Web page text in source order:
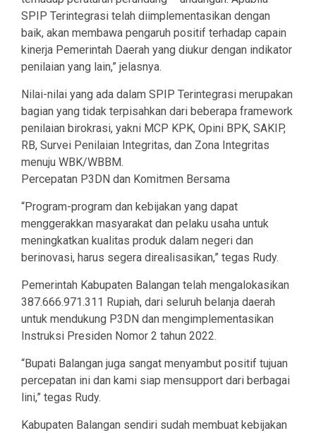
SPIP Terintegrasi telah diimplementasikan dengan
baik, akan membawa pengaruh positif terhadap capain
kinerja Pemerintah Daerah yang diukur dengan indikator
penilaian yang lain,” jelasnya.
Nilai-nilai yang ada dalam SPIP Terintegrasi merupakan
bagian yang tidak terpisahkan dari beberapa framework
penilaian birokrasi, yakni MCP KPK, Opini BPK, SAKIP,
RB, Survei Penilaian Integritas, dan Zona Integritas
menuju WBK/WBBM.
Percepatan P3DN dan Komitmen Bersama
“Program-program dan kebijakan yang dapat
menggerakkan masyarakat dan pelaku usaha untuk
meningkatkan kualitas produk dalam negeri dan
berinovasi, harus segera direalisasikan,” tegas Rudy.
Pemerintah Kabupaten Balangan telah mengalokasikan
387.666.971.311 Rupiah, dari seluruh belanja daerah
untuk mendukung P3DN dan mengimplementasikan
Instruksi Presiden Nomor 2 tahun 2022.
“Bupati Balangan juga sangat menyambut positif tujuan
percepatan ini dan kami siap mensupport dari berbagai
lini,” tegas Rudy.
Kabupaten Balangan sendiri sudah membuat kebijakan